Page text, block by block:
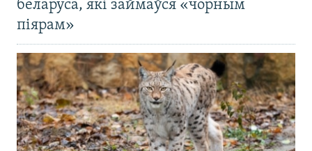
беларуса, які займаўся «чорным
піярам»